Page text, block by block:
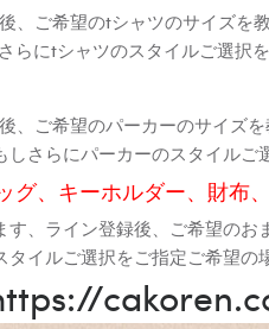
、ご希望のtシャツのサイズ
にtシャツのスタイルご選択
、ご希望のパーカーのサイズ
さらにパーカーのスタイル
、キーホルダー、財布
、ライン登録後、ご希望の
イルご選択をご指定ご希望